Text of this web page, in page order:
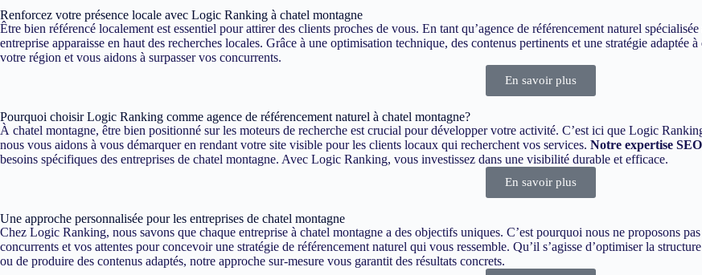
Renforcez votre présence locale avec Logic Ranking à chatel montagne
Être bien référencé localement est essentiel pour attirer des clients proches de vous. En tant qu’agence de référencement naturel
entreprise apparaisse en haut des recherches locales. Grâce à une optimisation technique, des contenus pertinents et une stratégie
votre région et vous aidons à surpasser vos concurrents.
En savoir plus
Pourquoi choisir Logic Ranking comme agence de référencement naturel à chatel montagne?
À chatel montagne, être bien positionné sur les moteurs de recherche est crucial pour développer votre activité. C’est ici que Logic
nous vous aidons à vous démarquer en rendant votre site visible pour les clients locaux qui recherchent vos services. Notre expertise
besoins spécifiques des entreprises de chatel montagne. Avec Logic Ranking, vous investissez dans une visibilité durable et efficace.
En savoir plus
Une approche personnalisée pour les entreprises de chatel montagne
Chez Logic Ranking, nous savons que chaque entreprise à chatel montagne a des objectifs uniques. C’est pourquoi nous ne proposons
concurrents et vos attentes pour concevoir une stratégie de référencement naturel qui vous ressemble. Qu’il s’agisse d’optimiser la
ou de produire des contenus adaptés, notre approche sur-mesure vous garantit des résultats concrets.